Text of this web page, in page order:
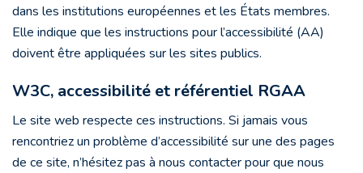
dans les institutions européennes et les États membres.
Elle indique que les instructions pour l’accessibilité (AA)
doivent être appliquées sur les sites publics.
W3C, accessibilité et référentiel RGAA
Le site web respecte ces instructions. Si jamais vous
rencontriez un problème d’accessibilité sur une des pages
de ce site, n’hésitez pas à nous contacter pour que nous